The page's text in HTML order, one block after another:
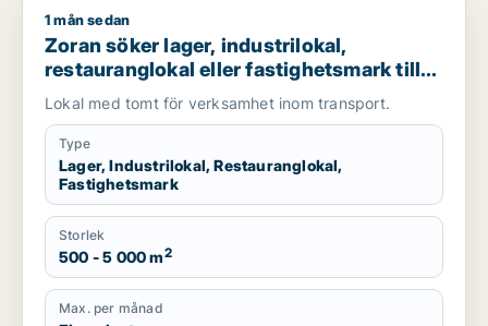
Zoran söker lager, industrilokal, restauranglokal eller
1 mån sedan
Zoran söker lager, industrilokal,
restauranglokal eller fastighetsmark till
salu i Malmö
Lokal med tomt för verksamhet inom transport.
Type
Lager, Industrilokal, Restauranglokal,
Fastighetsmark
Storlek
500 - 5 000 m2
Max. per månad